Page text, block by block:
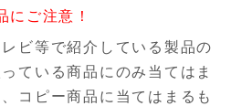
にご注意！
ビ等で紹介している製品の
ている商品にのみ当てはま
コピー商品に当てはまるも